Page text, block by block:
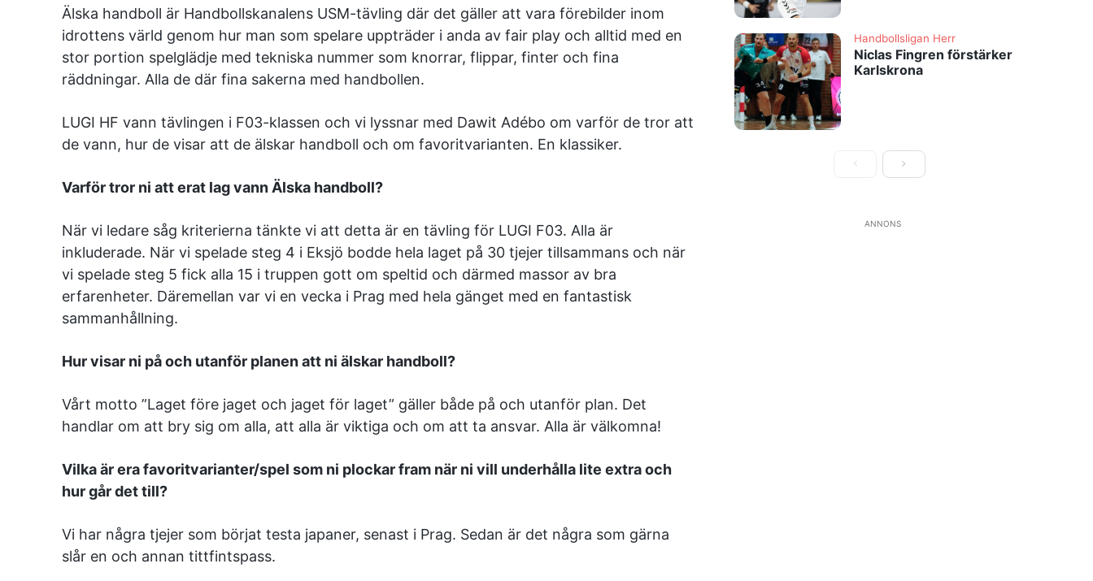
Älska handboll är Handbollskanalens USM-tävling där det gäller att vara förebilder inom
idrottens värld genom hur man som spelare uppträder i anda av fair play och alltid med en
stor portion spelglädje med tekniska nummer som knorrar, flippar, finter och fina
räddningar. Alla de där fina sakerna med handbollen.
LUGI HF vann tävlingen i F03-klassen och vi lyssnar med Dawit Adébo om varför de tror att
de vann, hur de visar att de älskar handboll och om favoritvarianten. En klassiker.
Varför tror ni att erat lag vann Älska handboll?
När vi ledare såg kriterierna tänkte vi att detta är en tävling för LUGI F03. Alla är
inkluderade. När vi spelade steg 4 i Eksjö bodde hela laget på 30 tjejer tillsammans och när
vi spelade steg 5 fick alla 15 i truppen gott om speltid och därmed massor av bra
erfarenheter. Däremellan var vi en vecka i Prag med hela gänget med en fantastisk
sammanhållning.
Hur visar ni på och utanför planen att ni älskar handboll?
Vårt motto ”Laget före jaget och jaget för laget” gäller både på och utanför plan. Det
handlar om att bry sig om alla, att alla är viktiga och om att ta ansvar. Alla är välkomna!
Vilka är era favoritvarianter/spel som ni plockar fram när ni vill underhålla lite extra och
hur går det till?
Vi har några tjejer som börjat testa japaner, senast i Prag. Sedan är det några som gärna
slår en och annan tittfintspass.
Handbollsligan Herr
Niclas Fingren förstärker
Karlskrona
ANNONS